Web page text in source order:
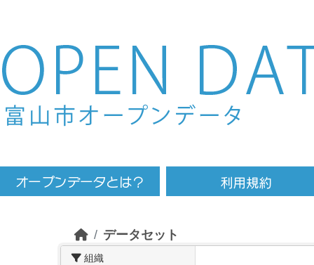
Skip to main content
データセット
組織